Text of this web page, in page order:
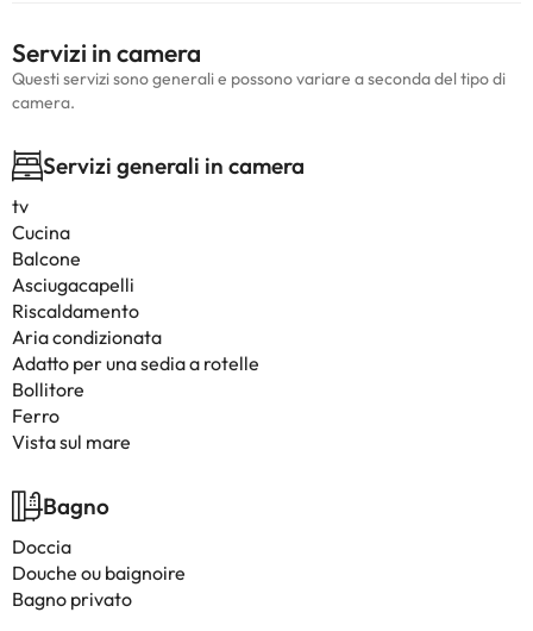
Servizi in camera
Questi servizi sono generali e possono variare a seconda del tipo di
camera.
Servizi generali in camera
tv
Cucina
Balcone
Asciugacapelli
Riscaldamento
Aria condizionata
Adatto per una sedia a rotelle
Bollitore
Ferro
Vista sul mare
Bagno
Doccia
Douche ou baignoire
Bagno privato